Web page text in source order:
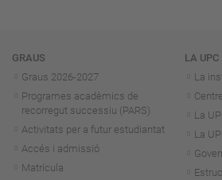
Navegació
GRAUS
Graus 2026-2027
Programes acadèmics de
recorregut successiu (PARS)
Activitats per a futur estudiantat
Accés i admissió
Matrícula
LA UPC
La
La
La